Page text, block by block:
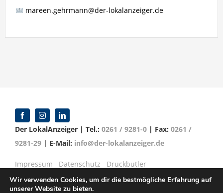
mareen.gehrmann@der-lokalanzeiger.de
Der LokalAnzeiger | Tel.: 0261 / 9281-0 | Fax: 0261 /
9281-29 | E-Mail: info@der-lokalanzeiger.de
Impressum Datenschutz
Druckbutler
Wir verwenden Cookies, um dir die bestmögliche Erfahrung auf
unserer Website zu bieten.